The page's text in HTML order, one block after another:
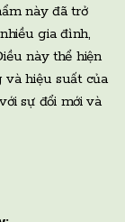
này đã trở
gia đình,
này thể hiện
và hiệu suất của
sự đổi mới và